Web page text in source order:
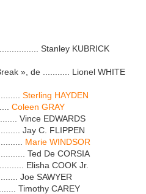
Stanley KUBRICK
», de ........... Lionel WHITE
Sterling HAYDEN
Coleen GRAY
Vince EDWARDS
Jay C. FLIPPEN
Marie WINDSOR
Ted De CORSIA
Elisha COOK Jr.
Joe SAWYER
Timothy CAREY